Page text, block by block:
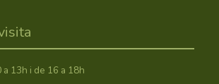
a 13h i de 16 a 18h